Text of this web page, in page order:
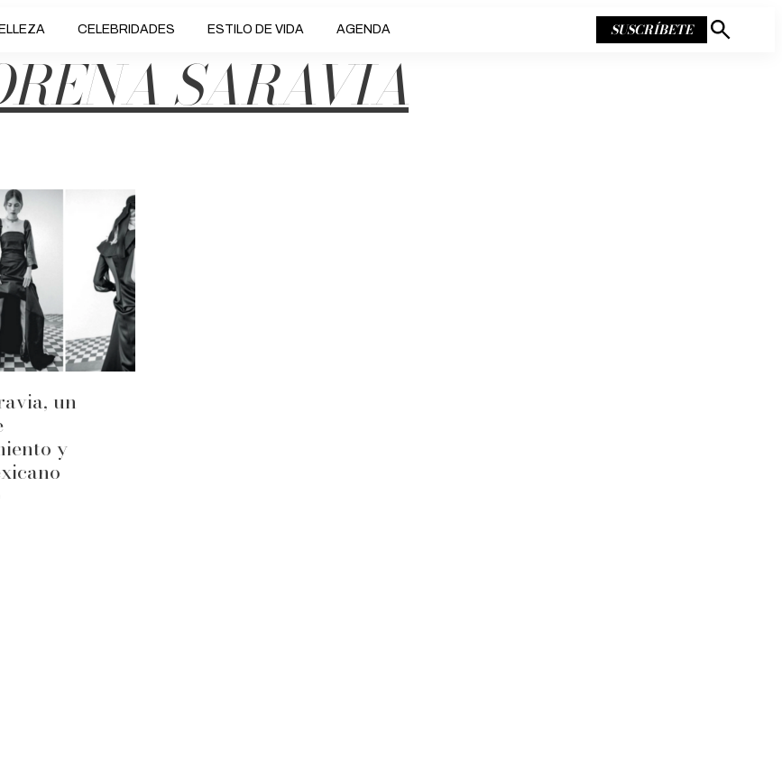
CELEBRIDADES ESTILO DE VIDA AGENDA SUSCRÍBETE
Mostrar
SARAVIA
un
y